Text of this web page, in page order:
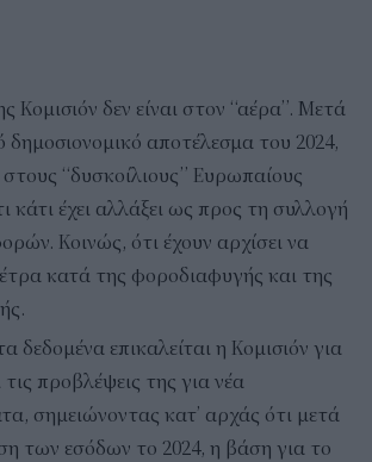
Κομισιόν δεν είναι στον “αέρα”. Μετά
δημοσιονομικό αποτέλεσμα του 2024,
στους “δυσκοίλιους” Ευρωπαίους
κάτι έχει αλλάξει ως προς τη συλλογή
Κοινώς, ότι έχουν αρχίσει να
κατά της φοροδιαφυγής και της
δεδομένα επικαλείται η Κομισιόν για
τις προβλέψεις της για νέα
σημειώνοντας κατ’ αρχάς ότι μετά
των εσόδων το 2024, η βάση για το